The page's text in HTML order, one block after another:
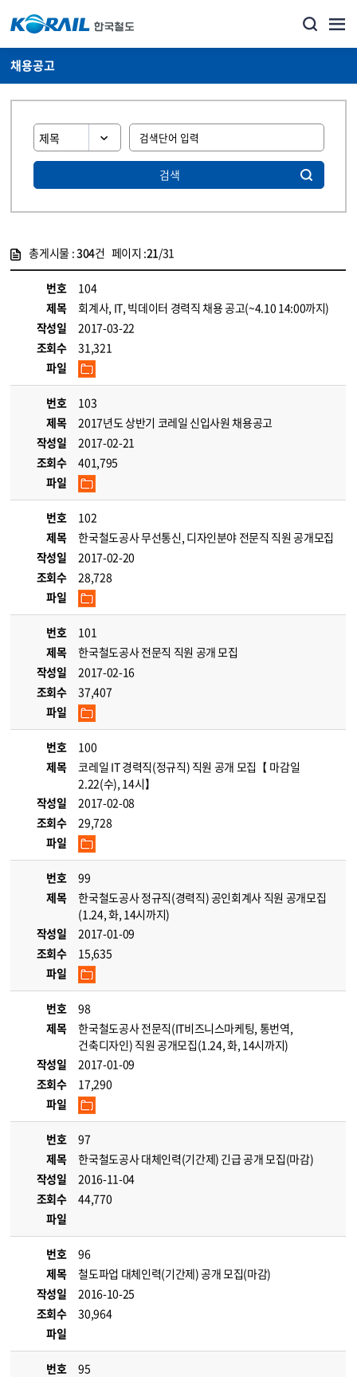
채용공고
검색
총게시물 :304건 페이지 :21/31
번호
104
제목
회계사, IT, 빅데이터 경력직 채용 공고(~4.10 14:00까지)
작성일
2017-03-22
조회수
31,321
파일
번호
103
제목
2017년도 상반기 코레일 신입사원 채용공고
작성일
2017-02-21
조회수
401,795
파일
번호
102
제목
한국철도공사 무선통신, 디자인분야 전문직 직원 공개모집
작성일
2017-02-20
조회수
28,728
파일
번호
101
제목
한국철도공사 전문직 직원 공개 모집
작성일
2017-02-16
조회수
37,407
파일
번호
100
제목
코레일 IT 경력직(정규직) 직원 공개 모집【 마감일
2.22(수), 14시】
작성일
2017-02-08
조회수
29,728
파일
번호
99
제목
한국철도공사 정규직(경력직) 공인회계사 직원 공개모집
(1.24, 화, 14시까지)
작성일
2017-01-09
조회수
15,635
파일
번호
98
제목
한국철도공사 전문직(IT비즈니스마케팅, 통번역,
건축디자인) 직원 공개모집(1.24, 화, 14시까지)
작성일
2017-01-09
조회수
17,290
파일
번호
97
제목
한국철도공사 대체인력(기간제) 긴급 공개 모집(마감)
작성일
2016-11-04
조회수
44,770
파일
번호
96
제목
철도파업 대체인력(기간제) 공개 모집(마감)
작성일
2016-10-25
조회수
30,964
파일
번호
95